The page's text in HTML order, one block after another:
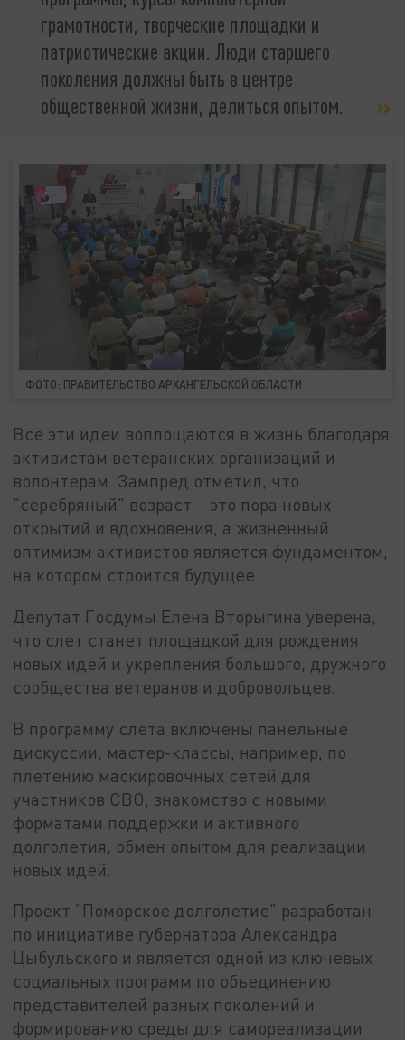
грамотности, творческие площадки и
патриотические акции. Люди старшего
поколения должны быть в центре
общественной жизни, делиться опытом.
ФОТО: ПРАВИТЕЛЬСТВО АРХАНГЕЛЬСКОЙ ОБЛАСТИ
Все эти идеи воплощаются в жизнь благодаря
активистам ветеранских организаций и
волонтерам. Зампред отметил, что
"серебряный" возраст – это пора новых
открытий и вдохновения, а жизненный
оптимизм активистов является фундаментом,
на котором строится будущее.
Депутат Госдумы Елена Вторыгина уверена,
что слет станет площадкой для рождения
новых идей и укрепления большого, дружного
сообщества ветеранов и добровольцев.
В программу слета включены панельные
дискуссии, мастер-классы, например, по
плетению маскировочных сетей для
участников СВО, знакомство с новыми
форматами поддержки и активного
долголетия, обмен опытом для реализации
новых идей.
Проект "Поморское долголетие" разработан
по инициативе губернатора Александра
Цыбульского и является одной из ключевых
социальных программ по объединению
представителей разных поколений и
формированию среды для самореализации